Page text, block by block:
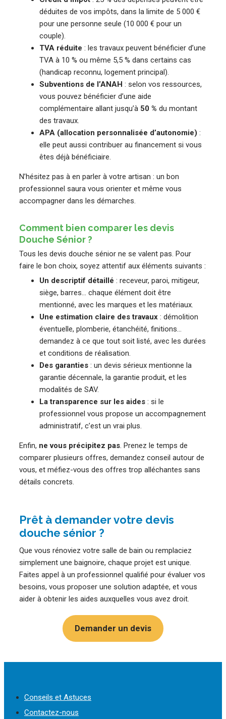
déduites de vos impôts, dans la limite de 5 000 €
pour une personne seule (10 000 € pour un
couple).
TVA réduite : les travaux peuvent bénéficier d’une
TVA à 10 % ou même 5,5 % dans certains cas
(handicap reconnu, logement principal).
Subventions de l’ANAH : selon vos ressources,
vous pouvez bénéficier d’une aide
complémentaire allant jusqu’à 50 % du montant
des travaux.
APA (allocation personnalisée d’autonomie) :
elle peut aussi contribuer au financement si vous
êtes déjà bénéficiaire.
N’hésitez pas à en parler à votre artisan : un bon
professionnel saura vous orienter et même vous
accompagner dans les démarches.
Comment bien comparer les devis
Douche Sénior ?
Tous les devis douche sénior ne se valent pas. Pour
faire le bon choix, soyez attentif aux éléments suivants :
Un descriptif détaillé : receveur, paroi, mitigeur,
siège, barres… chaque élément doit être
mentionné, avec les marques et les matériaux.
Une estimation claire des travaux : démolition
éventuelle, plomberie, étanchéité, finitions…
demandez à ce que tout soit listé, avec les durées
et conditions de réalisation.
Des garanties : un devis sérieux mentionne la
garantie décennale, la garantie produit, et les
modalités de SAV.
La transparence sur les aides : si le
professionnel vous propose un accompagnement
administratif, c’est un vrai plus.
Enfin, ne vous précipitez pas. Prenez le temps de
comparer plusieurs offres, demandez conseil autour de
vous, et méfiez-vous des offres trop alléchantes sans
détails concrets.
Prêt à demander votre devis
douche sénior ?
Que vous rénoviez votre salle de bain ou remplaciez
simplement une baignoire, chaque projet est unique.
Faites appel à un professionnel qualifié pour évaluer vos
besoins, vous proposer une solution adaptée, et vous
aider à obtenir les aides auxquelles vous avez droit.
Demander un devis
Conseils et Astuces
Contactez-nous